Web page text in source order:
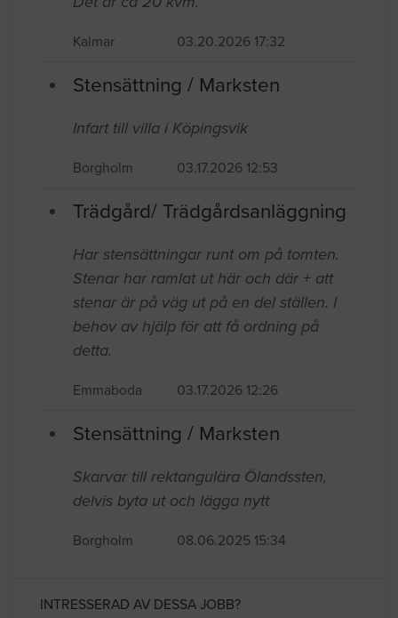
Kalmar 03.20.2026 17:32
Stensättning / Marksten
Infart till villa i Köpingsvik
Borgholm 03.17.2026 12:53
Trädgård/ Trädgårdsanläggning
Har stensättningar runt om på tomten.
Stenar har ramlat ut här och där + att
stenar är på väg ut på en del ställen. I
behov av hjälp för att få ordning på
detta.
Emmaboda 03.17.2026 12:26
Stensättning / Marksten
Skarvar till rektangulära Ölandssten,
delvis byta ut och lägga nytt
Borgholm 08.06.2025 15:34
INTRESSERAD AV DESSA JOBB?